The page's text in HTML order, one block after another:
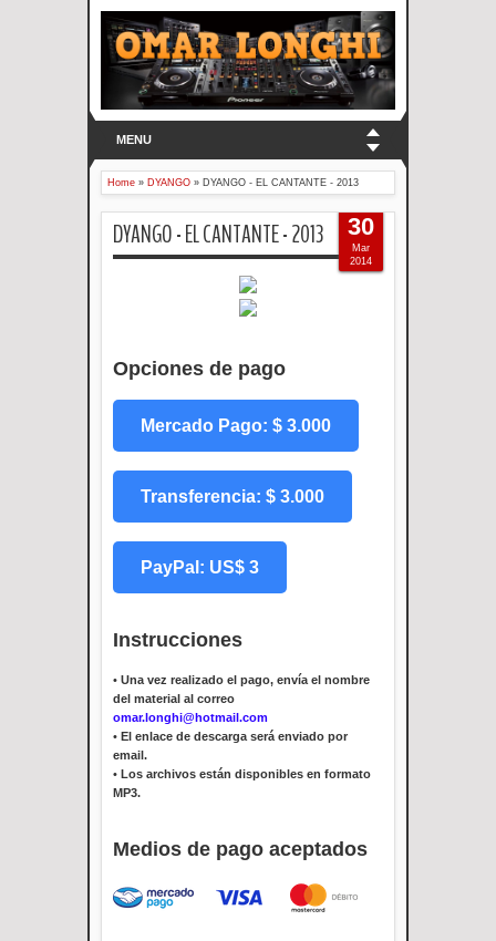
MENU
Home » DYANGO » DYANGO - EL CANTANTE - 2013
DYANGO - EL CANTANTE - 2013
Opciones de pago
Mercado Pago: $ 3.000
Transferencia: $ 3.000
PayPal: US$ 3
Instrucciones
• Una vez realizado el pago, envía el nombre
del material al correo
omar.longhi@hotmail.com
• El enlace de descarga será enviado por
email.
• Los archivos están disponibles en formato
MP3.
Medios de pago aceptados
30
Mar
2014